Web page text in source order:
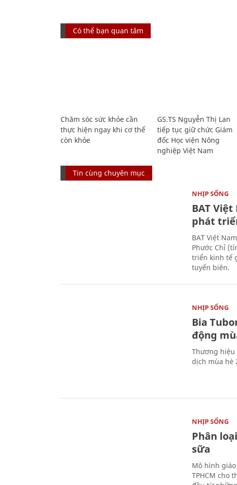
Có thể bạn quan tâm
Chăm sóc sức khỏe cần
thực hiện ngay khi cơ thể
còn khỏe
GS.TS Nguyễn Thị Lan
tiếp tục giữ chức Giám
đốc Học viện Nông
nghiệp Việt Nam
Tin cùng chuyên mục
NHỊP SỐNG
BAT
phát
BAT Việt
Phước Chỉ
triển kinh tế
tuyến biên.
NHỊP SỐNG
Bia
động
Thương hiệu
dịch mùa hè
NHỊP SỐNG
Phân
sữa
Mô hình
TPHCM cho